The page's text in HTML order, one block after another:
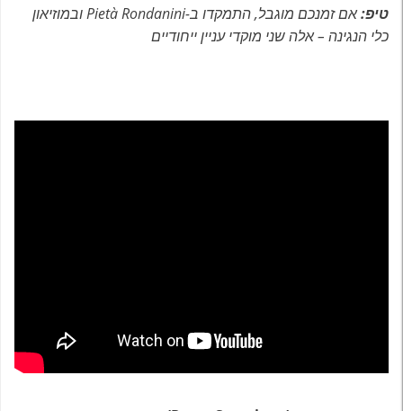
טיפ:אם זמנכם מוגבל,התמקדו ב-Pietà Rondaniniובמוזיאון
כלי הנגינה – אלה שני מוקדי עניין ייחודיים